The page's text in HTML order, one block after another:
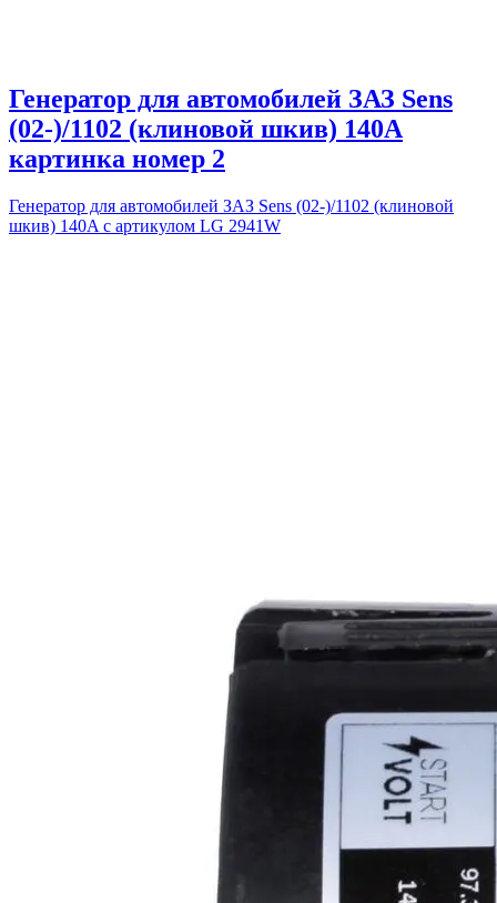
Генератор для автомобилей ЗАЗ Sens
(02-)/1102 (клиновой шкив) 140A
картинка номер 2
Генератор для автомобилей ЗАЗ Sens (02-)/1102 (клиновой
шкив) 140A с артикулом LG 2941W